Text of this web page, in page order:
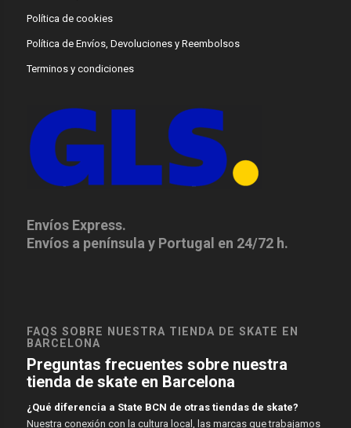
Política de cookies
Política de Envíos, Devoluciones y Reembolsos
Terminos y condiciones
Envíos Express.
Envíos a península y Portugal en 24/72 h.
FAQS SOBRE NUESTRA TIENDA DE SKATE EN
BARCELONA
Preguntas frecuentes sobre nuestra
tienda de skate en Barcelona
¿Qué diferencia a State BCN de otras tiendas de skate?
Nuestra conexión con la cultura local, las marcas que trabajamos